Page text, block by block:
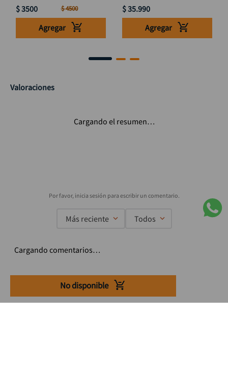
No disponible
$3500 $4500
Agregar
$35.990
Agregar
Valoraciones
Cargando el resumen…
Más reciente Todos
Cargando comentarios…
Suscríbete a nuestro Newsletter